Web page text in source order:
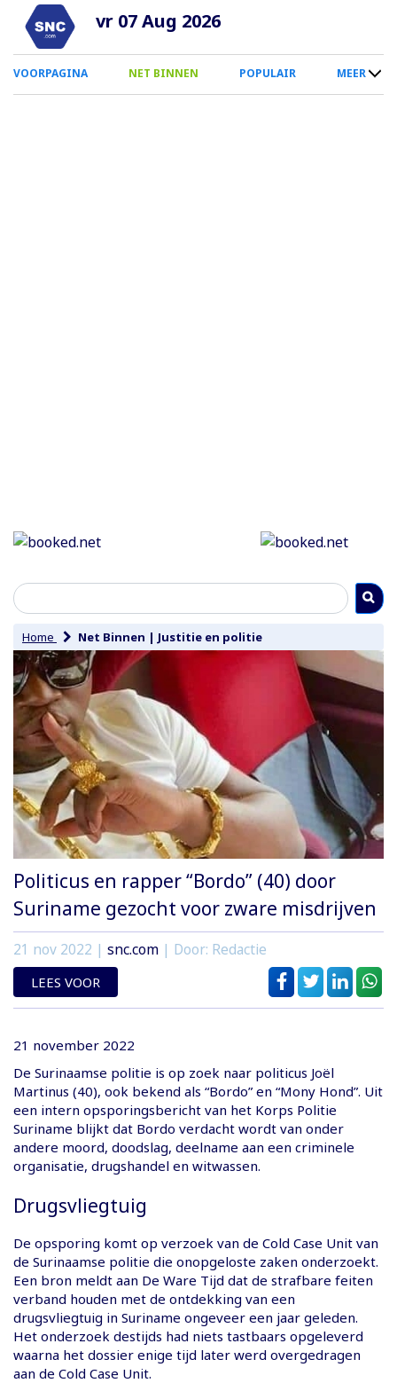
Overslaan
naar
inhoud
vr 07 Aug 2026
0
Smartphone
VOORPAGINA NET BINNEN POPULAIR MEER
Home Net Binnen | Justitie en politie
Politicus en rapper “Bordo” (40) door
Suriname gezocht voor zware misdrijven
21 nov 2022 | snc.com | Door: Redactie
LEES VOOR
21 november 2022
De Surinaamse politie is op zoek naar politicus Joël
Martinus (40), ook bekend als “Bordo” en “Mony Hond”. Uit
een intern opsporingsbericht van het Korps Politie
Suriname blijkt dat Bordo verdacht wordt van onder
andere moord, doodslag, deelname aan een criminele
organisatie, drugshandel en witwassen.
Drugsvliegtuig
De opsporing komt op verzoek van de Cold Case Unit van
de Surinaamse politie die onopgeloste zaken onderzoekt.
Een bron meldt aan De Ware Tijd dat de strafbare feiten
verband houden met de ontdekking van een
drugsvliegtuig in Suriname ongeveer een jaar geleden.
Het onderzoek destijds had niets tastbaars opgeleverd
waarna het dossier enige tijd later werd overgedragen
aan de Cold Case Unit.